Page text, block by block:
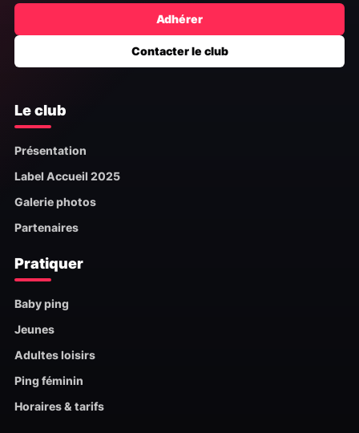
Adhérer
Contacter le club
Le club
Présentation
Label Accueil 2025
Galerie photos
Partenaires
Pratiquer
Baby ping
Jeunes
Adultes loisirs
Ping féminin
Horaires & tarifs